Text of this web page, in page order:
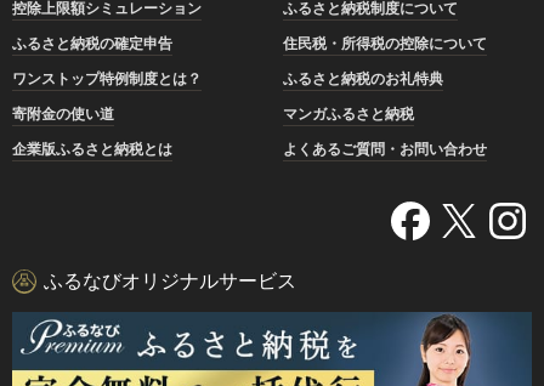
控除上限額シミュレーション
ふるさと納税制度について
ふるさと納税の確定申告
住民税・所得税の控除について
ワンストップ特例制度とは？
ふるさと納税のお礼特典
寄附金の使い道
マンガふるさと納税
企業版ふるさと納税とは
よくあるご質問・お問い合わせ
ふるなびオリジナルサービス